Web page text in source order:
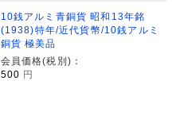
10銭アルミ青銅貨 昭和13年銘
(1938)特年/近代貨幣/10銭アルミ
銅貨 極美品
会員価格(税別)：
500 円